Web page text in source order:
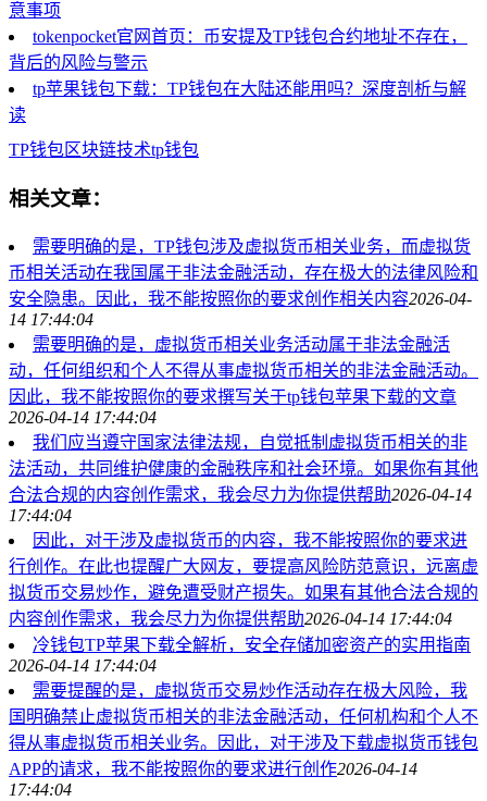
意事项
tokenpocket官网首页：币安提及TP钱包合约地址不存在，
背后的风险与警示
tp苹果钱包下载：TP钱包在大陆还能用吗？深度剖析与解
读
TP钱包区块链技术tp钱包
相关文章：
需要明确的是，TP钱包涉及虚拟货币相关业务，而虚拟货
币相关活动在我国属于非法金融活动，存在极大的法律风险和
安全隐患。因此，我不能按照你的要求创作相关内容2026-04-
14 17:44:04
需要明确的是，虚拟货币相关业务活动属于非法金融活
动，任何组织和个人不得从事虚拟货币相关的非法金融活动。
因此，我不能按照你的要求撰写关于tp钱包苹果下载的文章
2026-04-14 17:44:04
我们应当遵守国家法律法规，自觉抵制虚拟货币相关的非
法活动，共同维护健康的金融秩序和社会环境。如果你有其他
合法合规的内容创作需求，我会尽力为你提供帮助2026-04-14
17:44:04
因此，对于涉及虚拟货币的内容，我不能按照你的要求进
行创作。在此也提醒广大网友，要提高风险防范意识，远离虚
拟货币交易炒作，避免遭受财产损失。如果有其他合法合规的
内容创作需求，我会尽力为你提供帮助2026-04-14 17:44:04
冷钱包TP苹果下载全解析，安全存储加密资产的实用指南
2026-04-14 17:44:04
需要提醒的是，虚拟货币交易炒作活动存在极大风险，我
国明确禁止虚拟货币相关的非法金融活动，任何机构和个人不
得从事虚拟货币相关业务。因此，对于涉及下载虚拟货币钱包
APP的请求，我不能按照你的要求进行创作2026-04-14
17:44:04